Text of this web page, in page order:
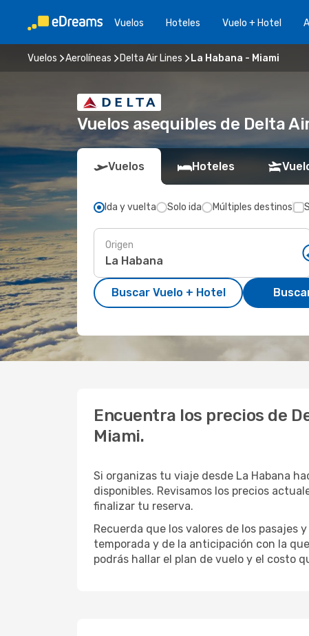
Vuelos Hoteles Vuelo + Hotel
Vuelos Aerolíneas Delta Air Lines La Habana - Miami
Vuelos asequibles de Delta
Vuelos Hoteles
Ida y vuelta Solo ida Múltiples destinos
Origen
Buscar Vuelo + Hotel
Encuentra los precios de
Miami.
Si organizas tu viaje desde La Habana
disponibles. Revisamos los precios
finalizar tu reserva.
Recuerda que los valores de los pasajes
temporada y de la anticipación con la
podrás hallar el plan de vuelo y el costo